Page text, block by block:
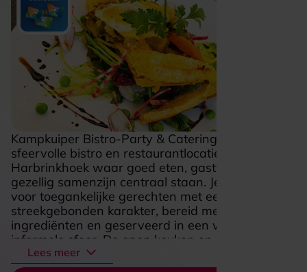
Kampkuiper Bistro-Party & Catering is een
sfeervolle bistro en restaurantlocatie in
Harbrinkhoek waar goed eten, gastvrijheid en
gezellig samenzijn centraal staan. Je schuift aan
voor toegankelijke gerechten met een
streekgebonden karakter, bereid met mooie
ingrediënten en geserveerd in een warme,
informele sfeer. De open keuken en de aandacht
voor smaak geven de plek extra charme, terwijl
een goed glas wijn, speciaalbier en verzorgde
Lees meer